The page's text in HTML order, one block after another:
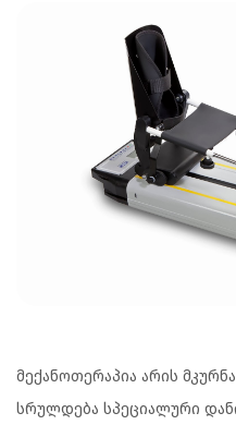
მექანოთერაპია არის
სრულდება სპეციალური